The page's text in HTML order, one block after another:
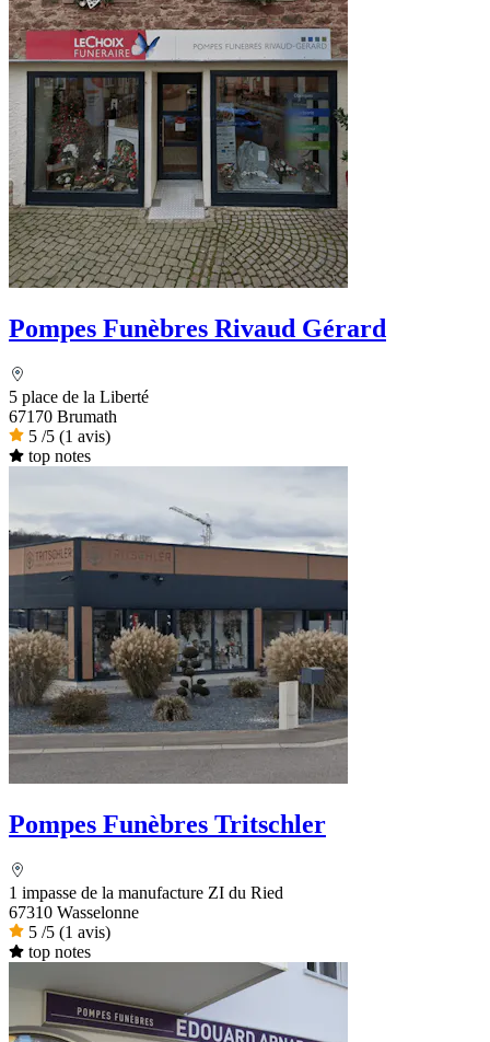
Pompes Funèbres Rivaud Gérard
5 place de la Liberté
67170 Brumath
5 /5 (1 avis)
top notes
Pompes Funèbres Tritschler
1 impasse de la manufacture ZI du Ried
67310 Wasselonne
5 /5 (1 avis)
top notes